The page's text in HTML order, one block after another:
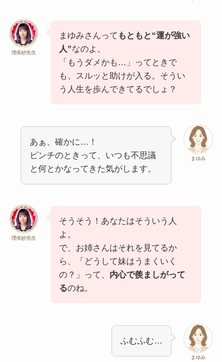
理依紗先生
まゆみさんって もともと“運が強い
人”なのよ。
「もうダメかも…」ってときで
も、スルッと助けが入る。そうい
う人生を歩んできてるでしょ？
まゆみ
あぁ、確かに…！
ピンチのときって、いつも不思議
と何とかなってきた気がします。
理依紗先生
そうそう！あなたはそういう人
よ。
で、お姉さんはそれを見てるか
ら、「どうして妹はうまくいく
の？」って、 内心で羨ましがって
るのね。
まゆみ
ふむふむ…